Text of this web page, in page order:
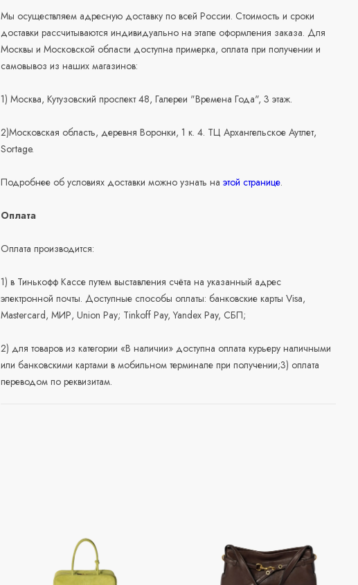
Мы осуществляем адресную доставку по всей России. Стоимость и сроки
доставки рассчитываются индивидуально на этапе оформления заказа. Для
Москвы и Московской области доступна примерка, оплата при получении и
самовывоз из наших магазинов:
1) Москва, Кутузовский проспект 48, Галереи "Времена Года", 3 этаж.
2)Московская область, деревня Воронки, 1 к. 4. ТЦ Архангельское Аутлет,
Sortage.
Подробнее об условиях доставки можно узнать наэтой странице.
Оплата
Оплата производится:
1) в Тинькофф Кассе путем выставления счёта на указанный адрес
электронной почты. Доступные способы оплаты: банковские карты Visa,
Mastercard, МИР, Union Pay; Tinkoff Pay, Yandex Pay, СБП;
2) для товаров из категории «В наличии» доступна оплата курьеру наличными
или банковскими картами в мобильном терминале при получении;3) оплата
переводом по реквизитам.